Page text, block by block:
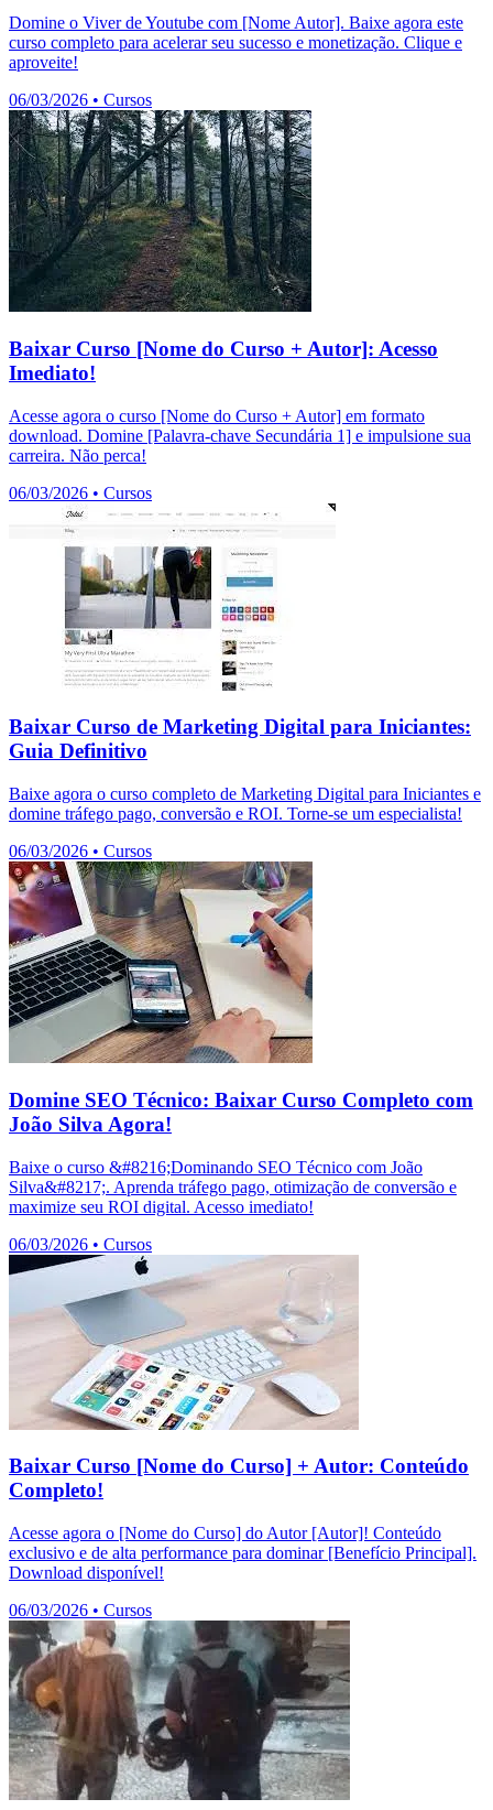
Domine o Viver de Youtube com [Nome Autor]. Baixe agora este
curso completo para acelerar seu sucesso e monetização. Clique e
aproveite!
06/03/2026 • Cursos
Baixar Curso [Nome do Curso + Autor]: Acesso
Imediato!
Acesse agora o curso [Nome do Curso + Autor] em formato
download. Domine [Palavra-chave Secundária 1] e impulsione sua
carreira. Não perca!
06/03/2026 • Cursos
Baixar Curso de Marketing Digital para Iniciantes:
Guia Definitivo
Baixe agora o curso completo de Marketing Digital para Iniciantes e
domine tráfego pago, conversão e ROI. Torne-se um especialista!
06/03/2026 • Cursos
Domine SEO Técnico: Baixar Curso Completo com
João Silva Agora!
Baixe o curso &#8216;Dominando SEO Técnico com João
Silva&#8217;. Aprenda tráfego pago, otimização de conversão e
maximize seu ROI digital. Acesso imediato!
06/03/2026 • Cursos
Baixar Curso [Nome do Curso] + Autor: Conteúdo
Completo!
Acesse agora o [Nome do Curso] do Autor [Autor]! Conteúdo
exclusivo e de alta performance para dominar [Benefício Principal].
Download disponível!
06/03/2026 • Cursos